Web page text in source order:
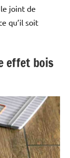
joint de
qu’il soit
effet bois